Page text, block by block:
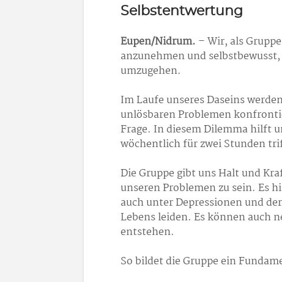
Selbstentwertung
Eupen/Nidrum. – Wir, als
anzunehmen und
umzugehen.
Im Laufe unseres Daseins
unlösbaren Problemen
Frage. In diesem Dilemma hilft
wöchentlich für zwei Stunden
Die Gruppe gibt uns Halt und
unseren Problemen zu sein. Es
auch unter Depressionen und
Lebens leiden. Es können auch
entstehen.
So bildet die Gruppe ein